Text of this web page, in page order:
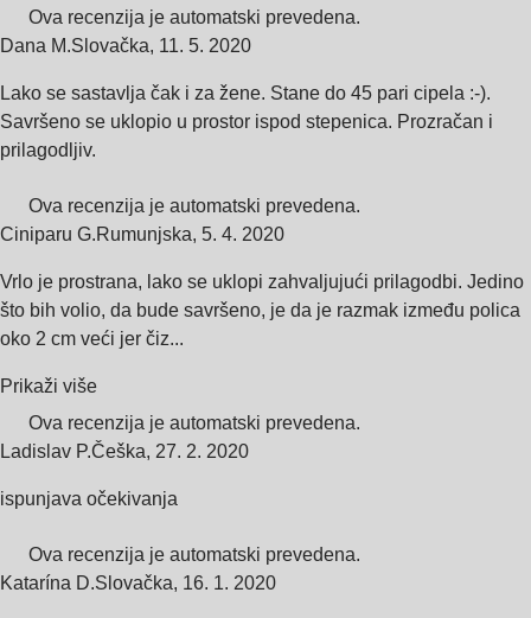
Ova recenzija je automatski prevedena.
Dana M.Slovačka, 11. 5. 2020
Lako se sastavlja čak i za žene. Stane do 45 pari cipela :-).
Savršeno se uklopio u prostor ispod stepenica. Prozračan i
prilagodljiv.
Ova recenzija je automatski prevedena.
Ciniparu G.Rumunjska, 5. 4. 2020
Vrlo je prostrana, lako se uklopi zahvaljujući prilagodbi. Jedino
što bih volio, da bude savršeno, je da je razmak između polica
oko 2 cm veći jer čiz...
Prikaži više
Ova recenzija je automatski prevedena.
Ladislav P.Češka, 27. 2. 2020
ispunjava očekivanja
Ova recenzija je automatski prevedena.
Katarína D.Slovačka, 16. 1. 2020